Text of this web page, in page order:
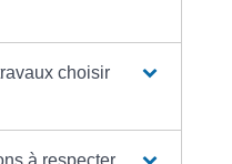
choisir
à respecter